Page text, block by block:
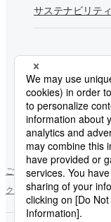
サステナビリティ
採用情報
製鉄所一覧
ご利用にあたってソーシャ
クッキー使用についてお問